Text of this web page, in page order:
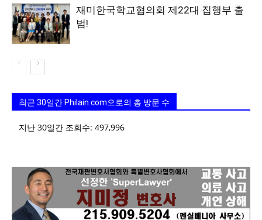
재미한국학교협의회 제22대 집행부 출
범!
최근 30일간 Philain.com으로의 총 방문 수
지난 30일간 조회수: 497,996